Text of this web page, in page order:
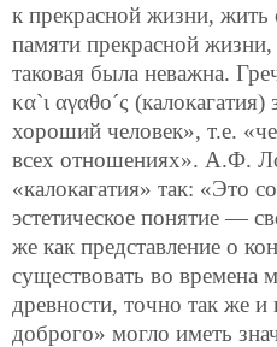
к прекрасной жизни,
памяти прекрасной жизни,
таковая была неважна.
κα`ι αγαθο´ς
хороший человек», т.е.
всех отношениях». А.Ф.
«калокагатия» так: «Это
эстетическое понятие —
же как представление о
существовать во времена
древности, точно так же и
доброго» могло иметь